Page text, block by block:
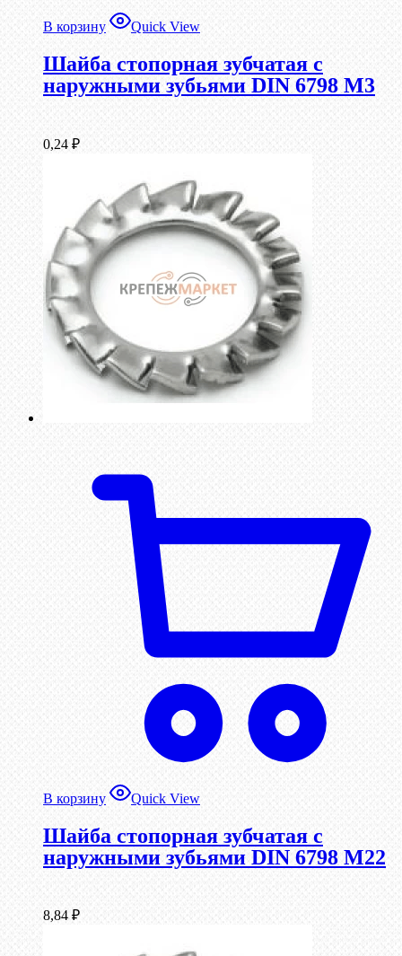
В корзину Quick View
Шайба стопорная зубчатая с
наружными зубьями DIN 6798 М3
0,24 ₽
В корзину Quick View
Шайба стопорная зубчатая с
наружными зубьями DIN 6798 М22
8,84 ₽